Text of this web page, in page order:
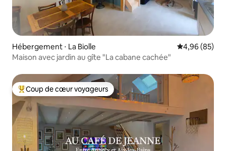
Hébergement ⋅ La Biolle Évaluation
4,96 (85)
Maison avec jardin au gîte "La cabane cachée"
Coups de cœur voyageurs les plus appréciés
Coup de cœur voyageurs